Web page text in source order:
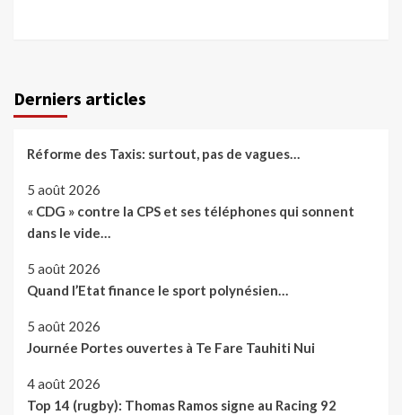
Derniers articles
Réforme des Taxis: surtout, pas de vagues…
5 août 2026
« CDG » contre la CPS et ses téléphones qui sonnent
dans le vide…
5 août 2026
Quand l’Etat finance le sport polynésien…
5 août 2026
Journée Portes ouvertes à Te Fare Tauhiti Nui
4 août 2026
Top 14 (rugby): Thomas Ramos signe au Racing 92